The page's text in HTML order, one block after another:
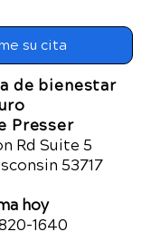
su cita
de bienestar
Presser
Rd Suite 5
53717
hoy
1640